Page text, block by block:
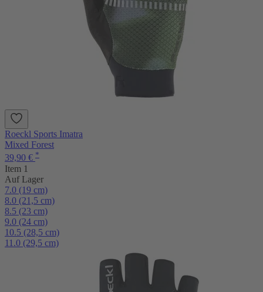
Roeckl Sports Imatra
Mixed Forest
39,90 € *
Item 1
Auf Lager
7.0 (19 cm)
8.0 (21,5 cm)
8.5 (23 cm)
9.0 (24 cm)
10.5 (28,5 cm)
11.0 (29,5 cm)